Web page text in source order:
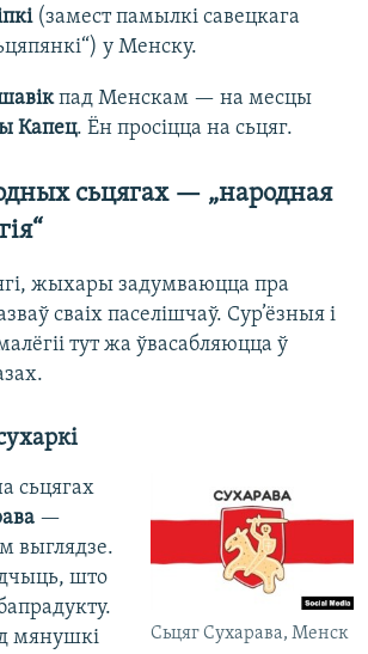
(замест памылкі савецкага
у Менску.
пад Менскам — на месцы
Капец. Ён просіцца на сьцяг.
сьцягах — „народная
“
жыхары задумваюцца пра
сваіх паселішчаў. Сур’ёзныя і
тут жа ўвасабляюцца ў
Сьцяг Сухарава, Менск
сьцягах
—
выглядзе.
што
мянушкі